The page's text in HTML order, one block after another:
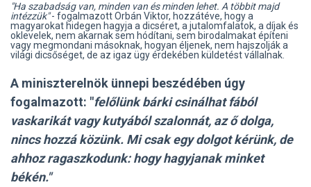
"Ha szabadság van, minden van és minden lehet. A többit majd
intézzük"- fogalmazott Orbán Viktor, hozzátéve, hogy a
magyarokat hidegen hagyja a dicséret, a jutalomfalatok, a díjak és
oklevelek, nem akarnak sem hódítani, sem birodalmakat építeni
vagy megmondani másoknak, hogyan éljenek, nem hajszolják a
világi dicsőséget, de az igaz ügy érdekében küldetést vállalnak.
A miniszterelnök ünnepi beszédében úgy
fogalmazott: "felőlünk bárki csinálhat fából
vaskarikát vagy kutyából szalonnát, az ő dolga,
nincs hozzá közünk. Mi csak egy dolgot kérünk, de
ahhoz ragaszkodunk: hogy hagyjanak minket
békén."